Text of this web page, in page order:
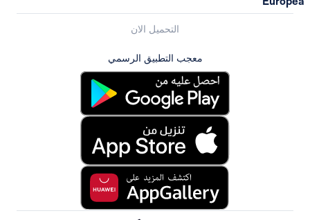
معجب التطبيق الرسمي